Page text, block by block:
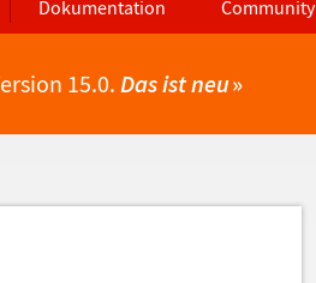
Dokumentation Community
15.0. Das ist neu»